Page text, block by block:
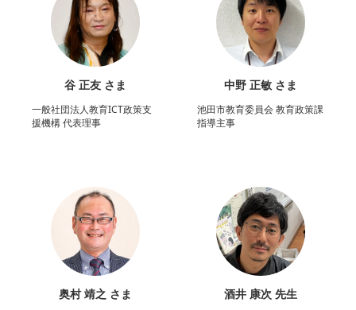
谷 正友 さま
一般社団法人教育ICT政策支
援機構 代表理事
中野 正敏 さま
池田市教育委員会 教育政策課
指導主事
奥村 靖之 さま 酒井 康次 先生